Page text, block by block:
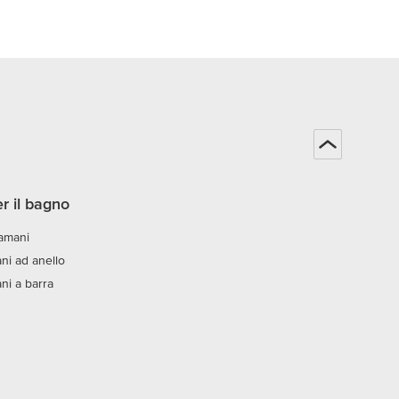
il bagno
ad anello
a barra